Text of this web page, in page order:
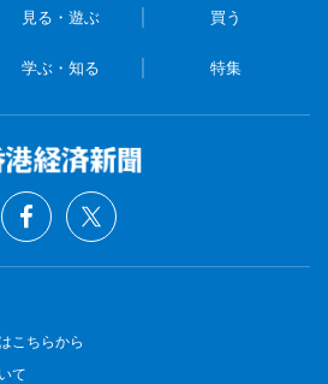
見る・遊ぶ 買う
学ぶ・知る 特集
こちらから
て